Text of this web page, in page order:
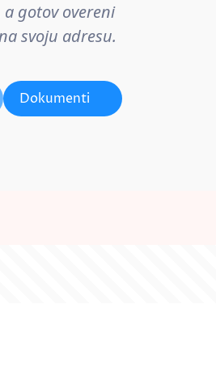
gotov overeni
svoju adresu.
Dokumenti